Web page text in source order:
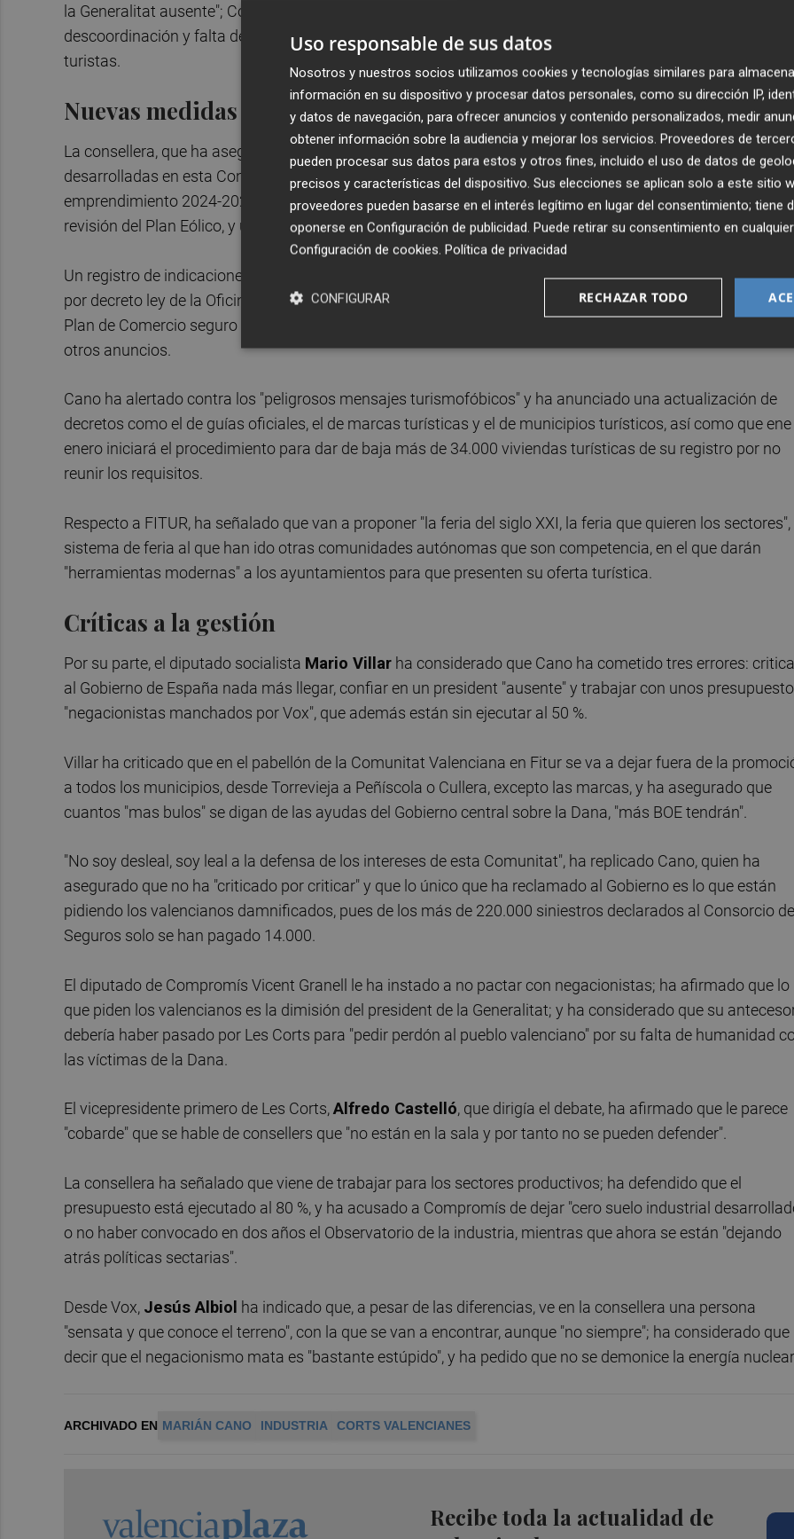
la Generalitat ausente"; Compromís ha destacado que esta Conselleria ha sido "sinónimo de dejadez,
descoordinación y falta de liderazgo"; y Vox ha reclamado rebajas fiscales para facilitar la llegada de
turistas.
Nuevas medidas
La consellera, que ha asegurado que los datos económicos antes de la Dana avalaban que las políticas
desarrolladas en esta Conselleria "eran las correctas", ha anunciado medidas como un Plan de apoyo al
emprendimiento 2024-2027, un aumento de las ayudas a las pymes industriales afectadas por la riada, la
revisión del Plan Eólico, y un Plan Director de Biomasa en 2025.
Un registro de indicaciones geográficas protegidas para productos artesanales e industriales, la
por decreto ley de la Oficina Valenciana de Inversiones, la actualización de la Ley de Comercio de 2011, un
Plan de Comercio seguro al consumidor y nuevas estaciones de ITV en Chiva, Segorbe y Torrent han sido
otros anuncios.
Cano ha alertado contra los "peligrosos mensajes turismofóbicos" y ha anunciado una actualización de
decretos como el de guías oficiales, el de marcas turísticas y el de municipios turísticos, así como que ene
enero iniciará el procedimiento para dar de baja más de 34.000 viviendas turísticas de su registro por no
reunir los requisitos.
Respecto a FITUR, ha señalado que van a proponer "la feria del siglo XXI, la feria que quieren los sectores",
sistema de feria al que han ido otras comunidades autónomas que son competencia, en el que darán
"herramientas modernas" a los ayuntamientos para que presenten su oferta turística.
Críticas a la gestión
Por su parte, el diputado socialista Mario Villar ha considerado que Cano ha cometido tres errores:
al Gobierno de España nada más llegar, confiar en un president "ausente" y trabajar con unos
"negacionistas manchados por Vox", que además están sin ejecutar al 50 %.
Villar ha criticado que en el pabellón de la Comunitat Valenciana en Fitur se va a dejar fuera de la
a todos los municipios, desde Torrevieja a Peñíscola o Cullera, excepto las marcas, y ha asegurado que
cuantos "mas bulos" se digan de las ayudas del Gobierno central sobre la Dana, "más BOE tendrán".
"No soy desleal, soy leal a la defensa de los intereses de esta Comunitat", ha replicado Cano, quien ha
asegurado que no ha "criticado por criticar" y que lo único que ha reclamado al Gobierno es lo que están
pidiendo los valencianos damnificados, pues de los más de 220.000 siniestros declarados al Consorcio de
Seguros solo se han pagado 14.000.
El diputado de Compromís Vicent Granell le ha instado a no pactar con negacionistas; ha afirmado que lo
que piden los valencianos es la dimisión del president de la Generalitat; y ha considerado que su
debería haber pasado por Les Corts para "pedir perdón al pueblo valenciano" por su falta de humanidad
las víctimas de la Dana.
El vicepresidente primero de Les Corts,Alfredo Castelló, que dirigía el debate, ha afirmado que le parece
"cobarde" que se hable de consellers que "no están en la sala y por tanto no se pueden defender".
La consellera ha señalado que viene de trabajar para los sectores productivos; ha defendido que el
presupuesto está ejecutado al 80 %, y ha acusado a Compromís de dejar "cero suelo industrial
o no haber convocado en dos años el Observatorio de la industria, mientras que ahora se están "dejando
atrás políticas sectarias".
Desde Vox, Jesús Albiol ha indicado que, a pesar de las diferencias, ve en la consellera una persona
"sensata y que conoce el terreno", con la que se van a encontrar, aunque "no siempre"; ha considerado que
decir que el negacionismo mata es "bastante estúpido", y ha pedido que no se demonice la energía
ARCHIVADO EN MARIÁN CANO INDUSTRIA CORTS VALENCIANES
Recibe toda la actualidad de
Uso responsable de sus datos
Nosotros y nuestros socios utilizamos cookies y tecnologías similares para
información en su dispositivo y procesar datos personales, como su dirección IP,
y datos de navegación, para ofrecer anuncios y contenido personalizados, medir
obtener información sobre la audiencia y mejorar los servicios. Proveedores de
pueden procesar sus datos para estos y otros fines, incluido el uso de datos de
precisos y características del dispositivo. Sus elecciones se aplican solo a este sitio
proveedores pueden basarse en el interés legítimo en lugar del consentimiento; tiene
oponerse en Configuración de publicidad. Puede retirar su consentimiento en
Configuración de cookies. Política de privacidad
RECHAZAR TODO
CONFIGURAR